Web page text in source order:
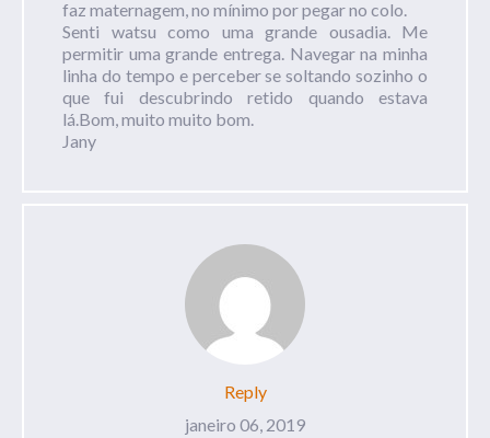
faz maternagem, no mínimo por pegar no colo.
Senti watsu como uma grande ousadia. Me
permitir uma grande entrega. Navegar na minha
linha do tempo e perceber se soltando sozinho o
que fui descubrindo retido quando estava
lá.Bom, muito muito bom.
Jany
Reply
janeiro 06, 2019